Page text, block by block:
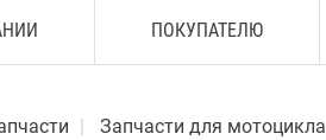
ПОКУПАТЕЛЮ
Запчасти для мотоцикла